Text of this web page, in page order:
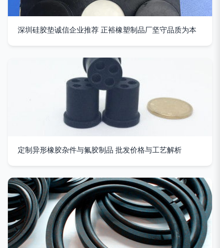
深圳硅胶垫诚信企业推荐 正裕橡塑制品厂坚守品质为本
定制异形橡胶杂件与氟胶制品 批发价格与工艺解析